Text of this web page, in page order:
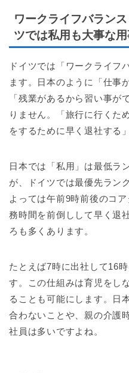
ワークライフバラン
ツでは私用も大事な
ドイツでは「ワークライフ
ます。日本のように「仕事
「残業があるから習い事が
りません。「旅行に行くた
をするために早く退社する
日本では「私用」は最低ラ
が、ドイツでは最優先ラン
よっては午前9時前後のコ
務時間を前倒しして早く退
ろも多くあります。
たとえば7時に出社して16
す。この仕組みは育児をし
ることも可能にします。日
合わないことや、親の介護
社員は多いですよね。